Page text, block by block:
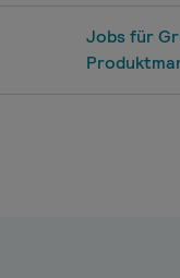
Jobs für